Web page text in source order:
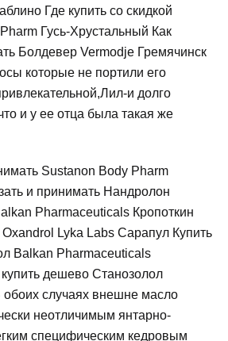
Где купить со скидкой
Гусь-Хрустальный Как
Болдевер Vermodje Гремячинск
которые не портили его
и долго
и у ее отца была такая же
Sustanon Body Pharm
и принимать Нандролон
Pharmaceuticals Кропоткин
Lyka Labs Сарапул Купить
Balkan Pharmaceuticals
дешево Станозолол
случаях внешне масло
неотличимым янтарно-
специфическим кедровым